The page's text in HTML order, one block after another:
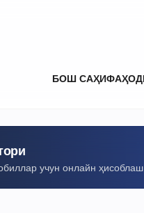
БОШ САҲИФА
учун онлайн ҳисоблаш